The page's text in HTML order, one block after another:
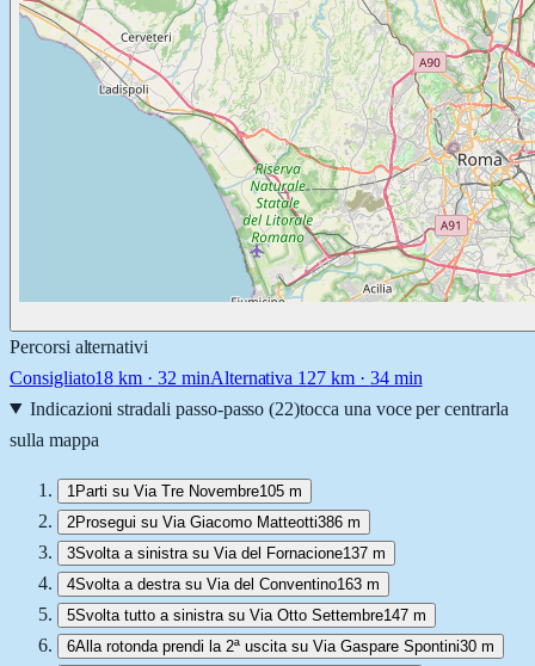
Percorsi alternativi
Consigliato18 km ·32 minAlternativa 1 27 km · 34 min
Indicazioni stradali passo-passo (22)tocca una voce per centrarla
sulla mappa
1 Parti su Via Tre Novembre105 m
2Prosegui su Via Giacomo Matteotti386 m
3Svolta a sinistra su Via del Fornacione137 m
4Svolta a destra su Via del Conventino163 m
5Svolta tutto a sinistra su Via Otto Settembre147 m
6Alla rotonda prendi la 2ª uscita su Via Gaspare Spontini30 m